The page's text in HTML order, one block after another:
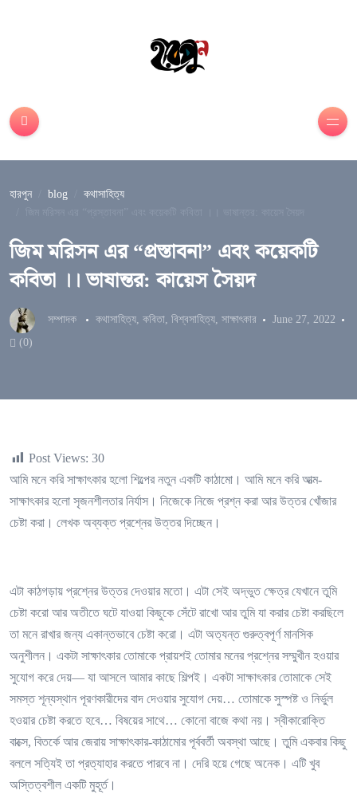
হারপুন blog
কথাসাহিত্য
জিম মরিসন এর “প্রস্তাবনা” এবং কয়েকটি
কবিতা ।। ভাষান্তর: কায়েস সৈয়দ
সম্পাদক কথাসাহিত্য, কবিতা, বিশ্বসাহিত্য, সাক্ষাৎকার
June 27, 2022
(0)
Post Views: 30
আমি মনে করি সাক্ষাৎকার হলো শিল্পের নতুন একটি কাঠামো। আমি মনে করি আত্ম-
সাক্ষাৎকার হলো সৃজনশীলতার নির্যাস। নিজেকে নিজে প্রশ্ন করা আর উত্তর খোঁজার
চেষ্টা করা। লেখক অব্যক্ত প্রশ্নের উত্তর দিচ্ছেন।
এটা কাঠগড়ায় প্রশ্নের উত্তর দেওয়ার মতো। এটা সেই অদ্ভুত ক্ষেত্র যেখানে তুমি
চেষ্টা করো আর অতীতে ঘটে যাওয়া কিছুকে সেঁটে রাখো আর তুমি যা করার চেষ্টা করছিলে
তা মনে রাখার জন্য একান্তভাবে চেষ্টা করো। এটা অত্যন্ত গুরুত্বপূর্ণ মানসিক
অনুশীলন। একটা সাক্ষাৎকার তোমাকে প্রায়শই তোমার মনের প্রশ্নের সম্মুখীন হওয়ার
সুযোগ করে দেয়— যা আসলে আমার কাছে শিল্পই। একটা সাক্ষাৎকার তোমাকে সেই
সমস্ত শূন্যস্থান পূরণকারীদের বাদ দেওয়ার সুযোগ দেয়… তোমাকে সুস্পষ্ট ও নির্ভুল
হওয়ার চেষ্টা করতে হবে… বিষয়ের সাথে… কোনো বাজে কথা নয়। স্বীকারোক্তি
বাক্সে, বিতর্কে আর জেরায় সাক্ষাৎকার-কাঠামোর পূর্ববর্তী অবস্থা আছে। তুমি একবার কিছু
বললে সত্যিই তা প্রত্যাহার করতে পারবে না। দেরি হয়ে গেছে অনেক। এটি খুব
অস্তিত্বশীল একটি মুহূর্ত।